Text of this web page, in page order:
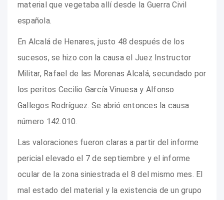
material que vegetaba allí desde la Guerra Civil
española.
En Alcalá de Henares, justo 48 después de los
sucesos, se hizo con la causa el Juez Instructor
Militar, Rafael de las Morenas Alcalá, secundado por
los peritos Cecilio García Vinuesa y Alfonso
Gallegos Rodríguez. Se abrió entonces la causa
número 142.010.
Las valoraciones fueron claras a partir del informe
pericial elevado el 7 de septiembre y el informe
ocular de la zona siniestrada el 8 del mismo mes. El
mal estado del material y la existencia de un grupo